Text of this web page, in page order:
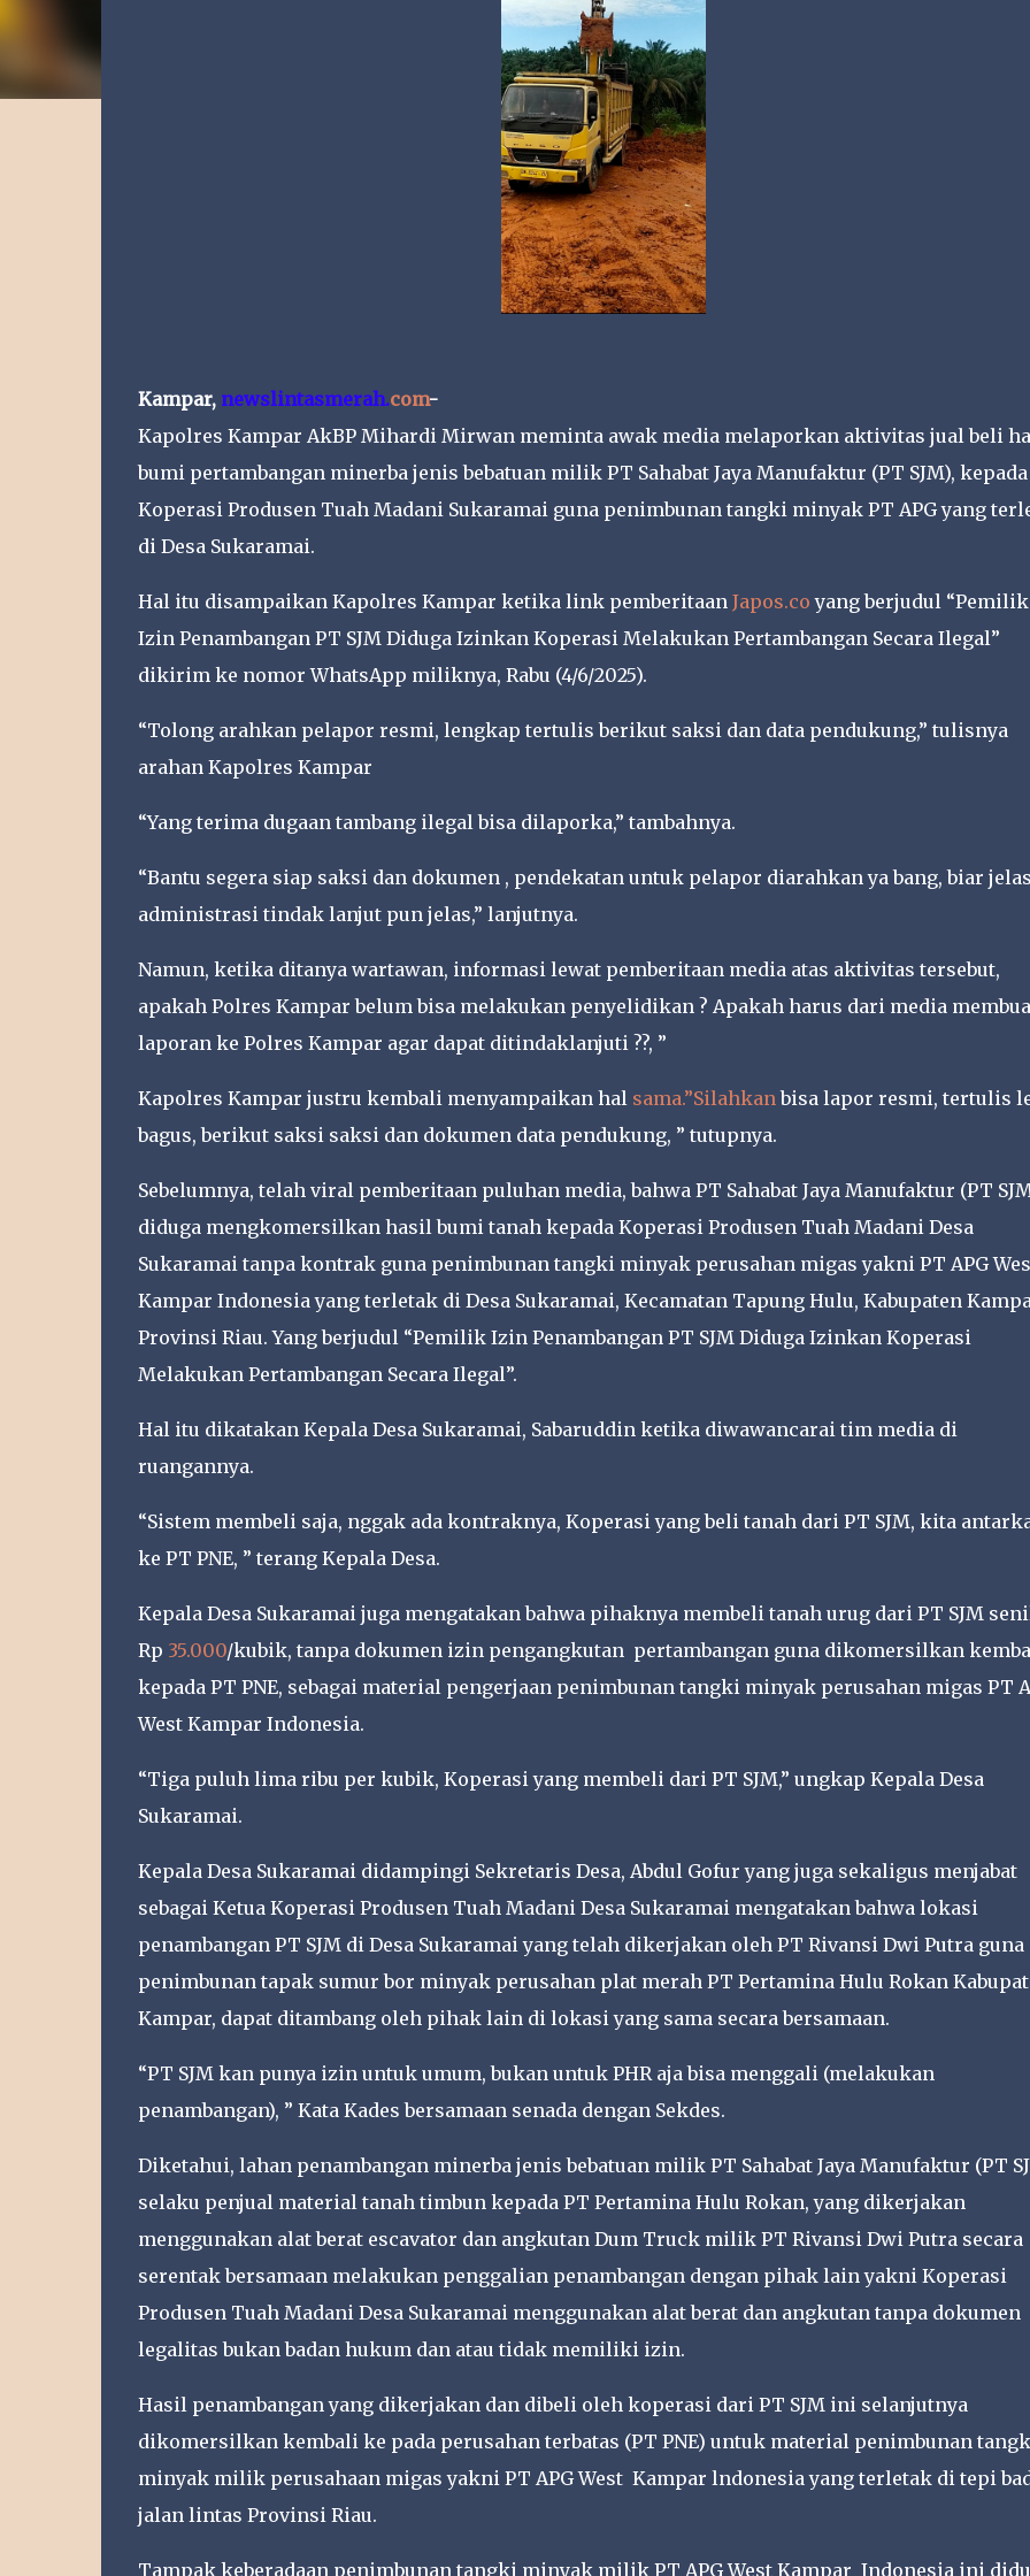
Kampar, newslintasmerah.com-
Kapolres Kampar AkBP Mihardi Mirwan meminta awak media melaporkan aktivitas jual beli
bumi pertambangan minerba jenis bebatuan milik PT Sahabat Jaya Manufaktur (PT SJM), kepada
Koperasi Produsen Tuah Madani Sukaramai guna penimbunan tangki minyak PT APG yang
di Desa Sukaramai.
Hal itu disampaikan Kapolres Kampar ketika link pemberitaan Japos.co yang berjudul “Pemilik
Izin Penambangan PT SJM Diduga Izinkan Koperasi Melakukan Pertambangan Secara Ilegal”
dikirim ke nomor WhatsApp miliknya, Rabu (4/6/2025).
“Tolong arahkan pelapor resmi, lengkap tertulis berikut saksi dan data pendukung,” tulisnya
arahan Kapolres Kampar
“Yang terima dugaan tambang ilegal bisa dilaporka,” tambahnya.
“Bantu segera siap saksi dan dokumen , pendekatan untuk pelapor diarahkan ya bang, biar jelas
administrasi tindak lanjut pun jelas,” lanjutnya.
Namun, ketika ditanya wartawan, informasi lewat pemberitaan media atas aktivitas tersebut,
apakah Polres Kampar belum bisa melakukan penyelidikan ? Apakah harus dari media
laporan ke Polres Kampar agar dapat ditindaklanjuti ??, ”
Kapolres Kampar justru kembali menyampaikan hal sama.”Silahkan bisa lapor resmi, tertulis
bagus, berikut saksi saksi dan dokumen data pendukung, ” tutupnya.
Sebelumnya, telah viral pemberitaan puluhan media, bahwa PT Sahabat Jaya Manufaktur (PT
diduga mengkomersilkan hasil bumi tanah kepada Koperasi Produsen Tuah Madani Desa
Sukaramai tanpa kontrak guna penimbunan tangki minyak perusahan migas yakni PT APG
Kampar Indonesia yang terletak di Desa Sukaramai, Kecamatan Tapung Hulu, Kabupaten
Provinsi Riau. Yang berjudul “Pemilik Izin Penambangan PT SJM Diduga Izinkan Koperasi
Melakukan Pertambangan Secara Ilegal”.
Hal itu dikatakan Kepala Desa Sukaramai, Sabaruddin ketika diwawancarai tim media di
ruangannya.
“Sistem membeli saja, nggak ada kontraknya, Koperasi yang beli tanah dari PT SJM, kita
ke PT PNE, ” terang Kepala Desa.
Kepala Desa Sukaramai juga mengatakan bahwa pihaknya membeli tanah urug dari PT SJM
Rp 35.000/kubik, tanpa dokumen izin pengangkutan pertambangan guna dikomersilkan
kepada PT PNE, sebagai material pengerjaan penimbunan tangki minyak perusahan migas PT
West Kampar Indonesia.
“Tiga puluh lima ribu per kubik, Koperasi yang membeli dari PT SJM,” ungkap Kepala Desa
Sukaramai.
Kepala Desa Sukaramai didampingi Sekretaris Desa, Abdul Gofur yang juga sekaligus menjabat
sebagai Ketua Koperasi Produsen Tuah Madani Desa Sukaramai mengatakan bahwa lokasi
penambangan PT SJM di Desa Sukaramai yang telah dikerjakan oleh PT Rivansi Dwi Putra guna
penimbunan tapak sumur bor minyak perusahan plat merah PT Pertamina Hulu Rokan
Kampar, dapat ditambang oleh pihak lain di lokasi yang sama secara bersamaan.
“PT SJM kan punya izin untuk umum, bukan untuk PHR aja bisa menggali (melakukan
penambangan), ” Kata Kades bersamaan senada dengan Sekdes.
Diketahui, lahan penambangan minerba jenis bebatuan milik PT Sahabat Jaya Manufaktur (PT
selaku penjual material tanah timbun kepada PT Pertamina Hulu Rokan, yang dikerjakan
menggunakan alat berat escavator dan angkutan Dum Truck milik PT Rivansi Dwi Putra secara
serentak bersamaan melakukan penggalian penambangan dengan pihak lain yakni Koperasi
Produsen Tuah Madani Desa Sukaramai menggunakan alat berat dan angkutan tanpa dokumen
legalitas bukan badan hukum dan atau tidak memiliki izin.
Hasil penambangan yang dikerjakan dan dibeli oleh koperasi dari PT SJM ini selanjutnya
dikomersilkan kembali ke pada perusahan terbatas (PT PNE) untuk material penimbunan
minyak milik perusahaan migas yakni PT APG West Kampar lndonesia yang terletak di tepi
jalan lintas Provinsi Riau.
Tampak keberadaan penimbunan tangki minyak milik PT APG West Kampar Indonesia ini